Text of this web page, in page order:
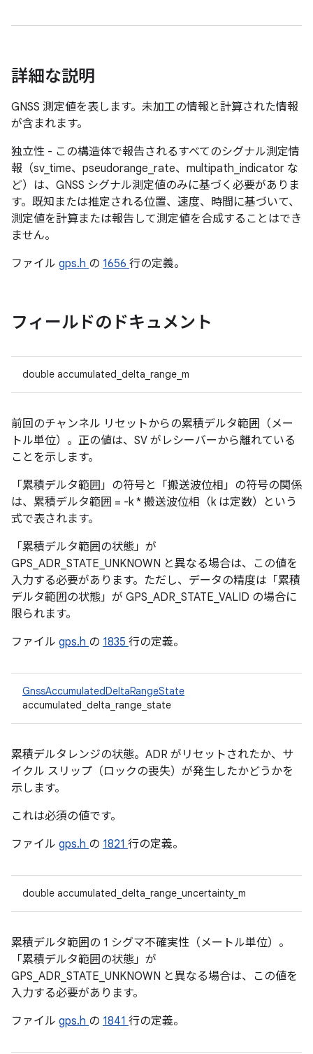
詳細な説明
GNSS 測定値を表します。未加工の情報と計算された情報
が含まれます。
独立性 - この構造体で報告されるすべてのシグナル測定情
報（sv_time、pseudorange_rate、multipath_indicator な
ど）は、GNSS シグナル測定値のみに基づく必要がありま
す。既知または推定される位置、速度、時間に基づいて、
測定値を計算または報告して測定値を合成することはでき
ません。
ファイル gps.h の 1656 行の定義。
フィールドのドキュメント
double accumulated_delta_range_m
前回のチャンネル リセットからの累積デルタ範囲（メー
トル単位）。正の値は、SV がレシーバーから離れている
ことを示します。
「累積デルタ範囲」の符号と「搬送波位相」の符号の関係
は、累積デルタ範囲 = -k * 搬送波位相（k は定数）という
式で表されます。
「累積デルタ範囲の状態」が
GPS_ADR_STATE_UNKNOWN と異なる場合は、この値を
入力する必要があります。ただし、データの精度は「累積
デルタ範囲の状態」が GPS_ADR_STATE_VALID の場合に
限られます。
ファイル gps.h の 1835 行の定義。
GnssAccumulatedDeltaRangeState
accumulated_delta_range_state
累積デルタレンジの状態。ADR がリセットされたか、サ
イクル スリップ（ロックの喪失）が発生したかどうかを
示します。
これは必須の値です。
ファイル gps.h の 1821 行の定義。
double accumulated_delta_range_uncertainty_m
累積デルタ範囲の 1 シグマ不確実性（メートル単位）。
「累積デルタ範囲の状態」が
GPS_ADR_STATE_UNKNOWN と異なる場合は、この値を
入力する必要があります。
ファイル gps.h の 1841 行の定義。